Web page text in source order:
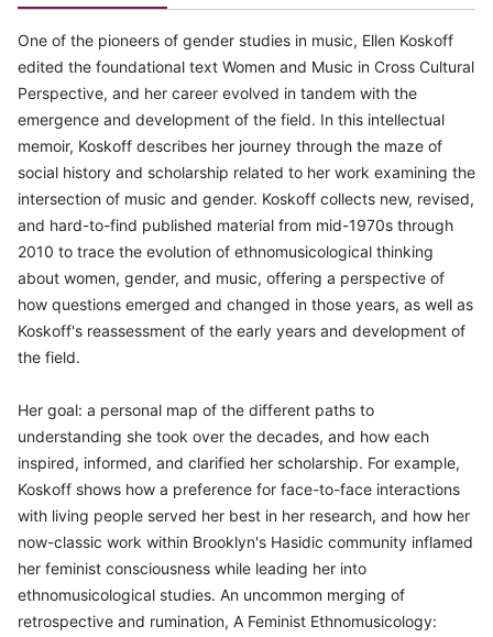
One of the pioneers of gender studies in music, Ellen Koskoff
edited the foundational text Women and Music in Cross Cultural
Perspective, and her career evolved in tandem with the
emergence and development of the field. In this intellectual
memoir, Koskoff describes her journey through the maze of
social history and scholarship related to her work examining the
intersection of music and gender. Koskoff collects new, revised,
and hard-to-find published material from mid-1970s through
2010 to trace the evolution of ethnomusicological thinking
about women, gender, and music, offering a perspective of
how questions emerged and changed in those years, as well as
Koskoff's reassessment of the early years and development of
the field.
Her goal: a personal map of the different paths to
understanding she took over the decades, and how each
inspired, informed, and clarified her scholarship. For example,
Koskoff shows how a preference for face-to-face interactions
with living people served her best in her research, and how her
now-classic work within Brooklyn's Hasidic community inflamed
her feminist consciousness while leading her into
ethnomusicological studies. An uncommon merging of
retrospective and rumination, A Feminist Ethnomusicology: